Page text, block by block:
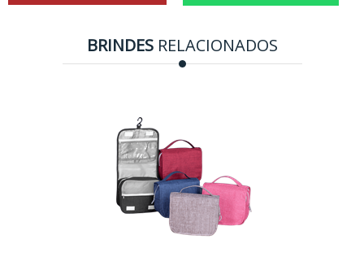
BRINDESRELACIONADOS